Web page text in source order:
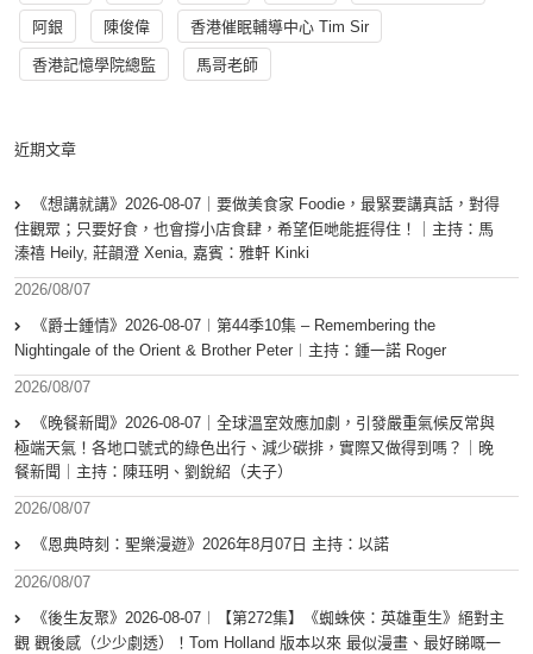
阿銀 陳俊偉 香港催眠輔導中心 Tim Sir
香港記憶學院總監 馬哥老師
近期文章
《想講就講》2026-08-07｜要做美食家 Foodie，最緊要講真話，對得
住觀眾；只要好食，也會撐小店食肆，希望佢哋能捱得住！｜主持：馬
溱禧 Heily, 莊韻澄 Xenia, 嘉賓：雅軒 Kinki
2026/08/07
《爵士鍾情》2026-08-07︱第44季10集 – Remembering the
Nightingale of the Orient & Brother Peter︱主持：鍾一諾 Roger
2026/08/07
《晚餐新聞》2026-08-07｜全球溫室效應加劇，引發嚴重氣候反常與
極端天氣！各地口號式的綠色出行、減少碳排，實際又做得到嗎？｜晚
餐新聞｜主持：陳珏明、劉銳紹（夫子）
2026/08/07
《恩典時刻：聖樂漫遊》2026年8月07日 主持：以諾
2026/08/07
《後生友聚》2026-08-07︱【第272集】《蜘蛛俠：英雄重生》絕對主
觀 觀後感（少少劇透）！Tom Holland 版本以來 最似漫畫、最好睇嘅一